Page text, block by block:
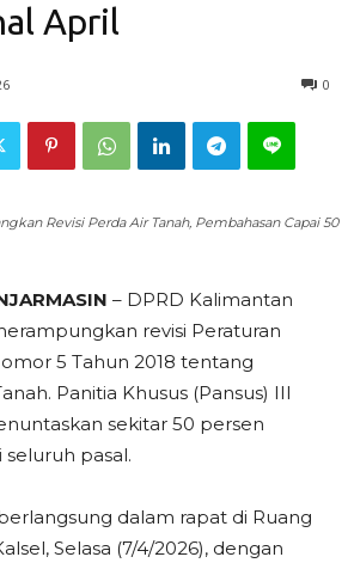
April
0
Revisi Perda Air Tanah, Pembahasan Capai 50
– DPRD Kalimantan
revisi Peraturan
5 Tahun 2018 tentang
Panitia Khusus (Pansus) III
sekitar 50 persen
pasal.
dalam rapat di Ruang
Selasa (7/4/2026), dengan